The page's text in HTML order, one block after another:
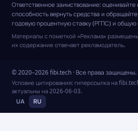
Ответственное заимствование:
способность вернуть средства и
годовую процентную ставку (РГПС) и общую
Материалы с пометкой «Реклама»
их содержание отвечает рекламодатель.
© 2020–2026 fibi.tech · Все права защищены.
Условие цитирования: гиперссылка на
актуальны на 2026-06-03.
UA RU